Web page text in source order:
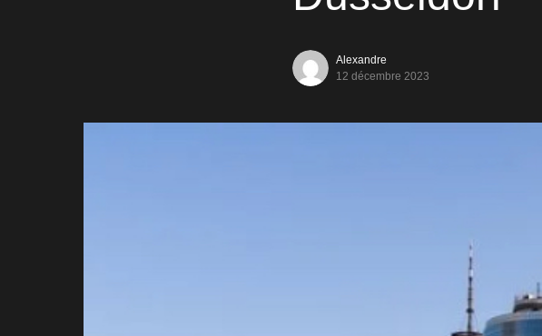
Alexandre
12 décembre 2023